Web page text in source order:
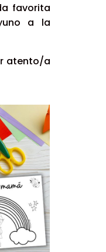
favorita
a la
atento/a